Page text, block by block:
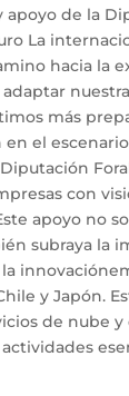
de la
La
hacia la
más
en el
con
apoyo no
subraya la
y Japón.
de nube